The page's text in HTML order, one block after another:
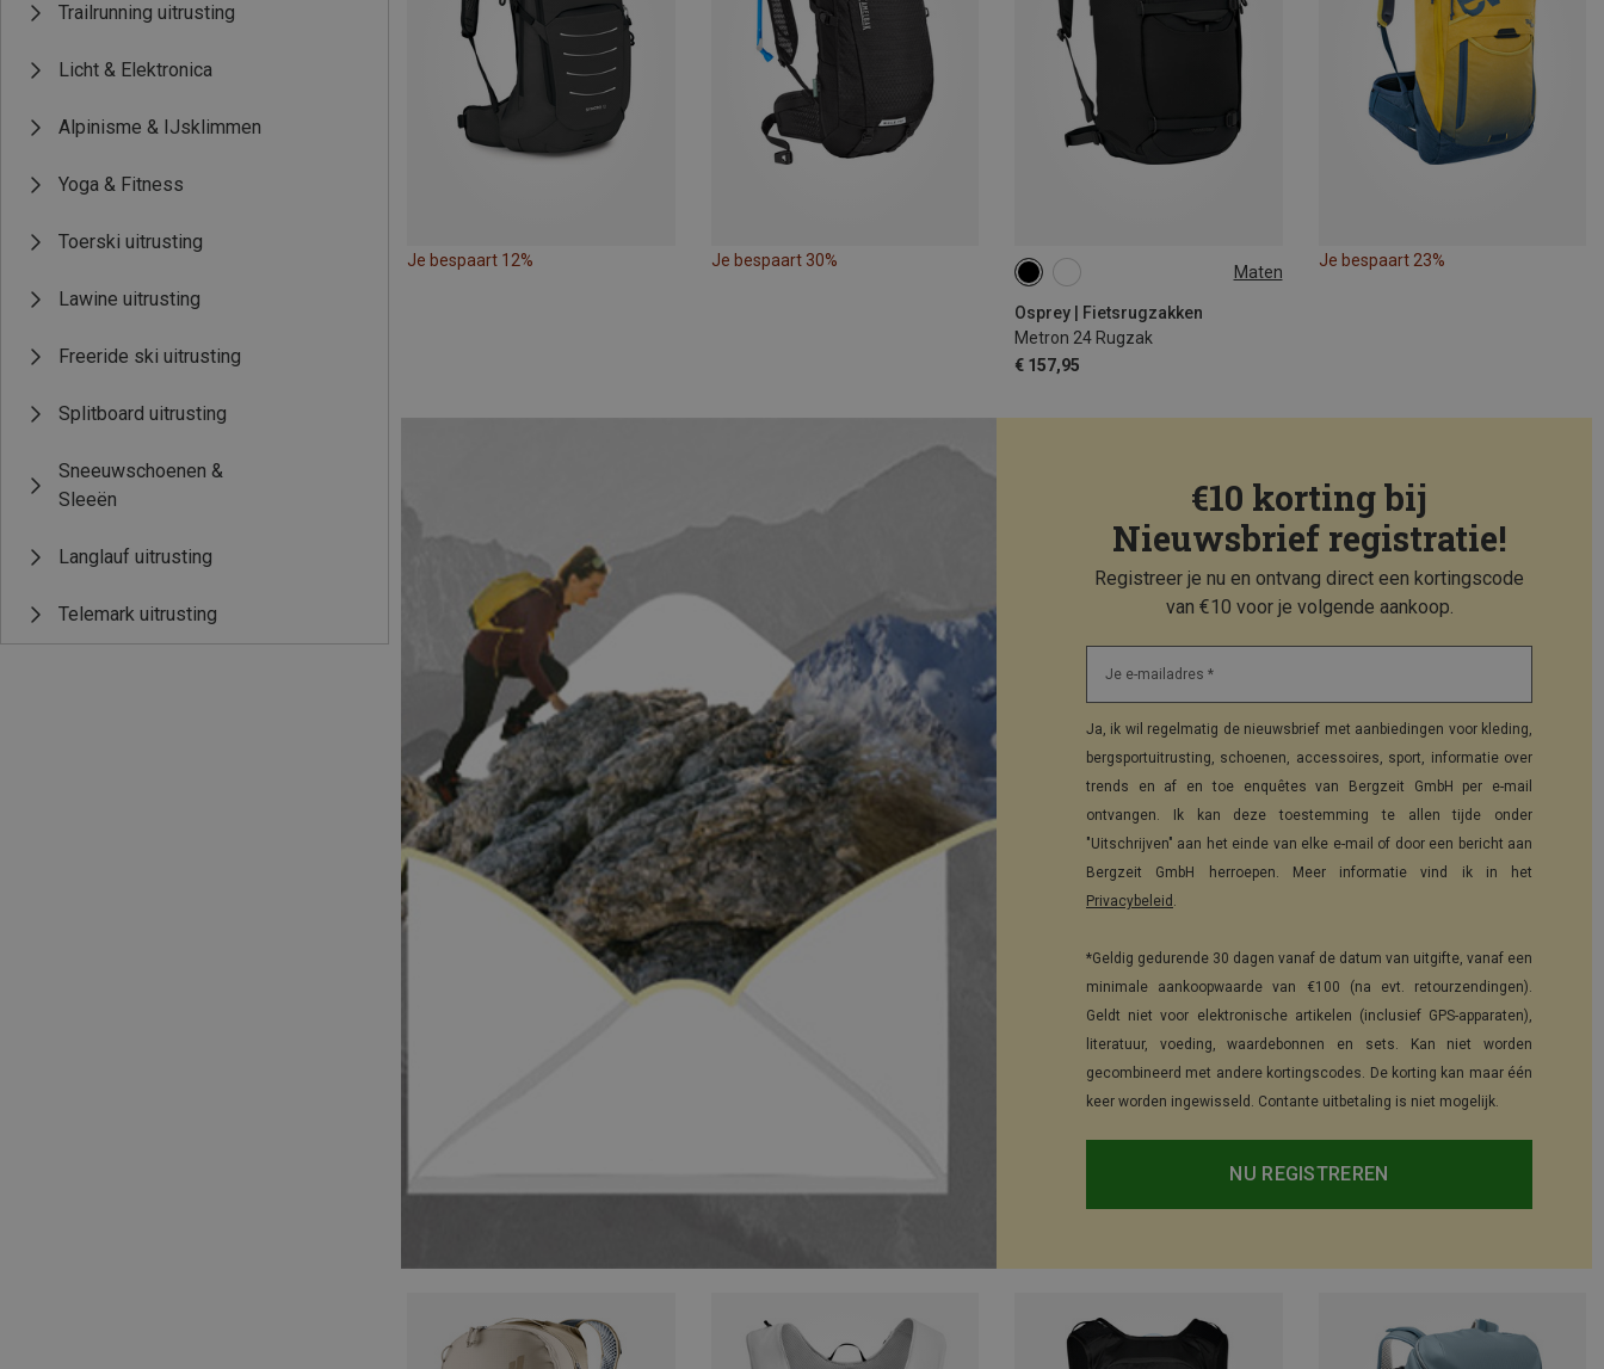
Trailrunning uitrusting
Licht & Elektronica
Alpinisme & IJsklimmen
Yoga & Fitness
Toerski uitrusting
Lawine uitrusting
Freeride ski uitrusting
Splitboard uitrusting
Sneeuwschoenen &
Sleeën
Langlauf uitrusting
Telemark uitrusting
Je bespaart 12% Je bespaart 30%
Maten
Osprey | Fietsrugzakken
Metron 24 Rugzak
€ 157,95
24L
Je bespaart 23%
€10 korting bij
Nieuwsbrief registratie!
Registreer je nu en ontvang direct een kortingscode
van €10 voor je volgende aankoop.
Je e-mailadres *
Ja, ik wil regelmatig de nieuwsbrief met aanbiedingen voor kleding,
bergsportuitrusting, schoenen, accessoires, sport, informatie over
trends en af en toe enquêtes van Bergzeit GmbH per e-mail
ontvangen. Ik kan deze toestemming te allen tijde onder
"Uitschrijven" aan het einde van elke e-mail of door een bericht aan
Bergzeit GmbH herroepen. Meer informatie vind ik in het
Privacybeleid .
*Geldig gedurende 30 dagen vanaf de datum van uitgifte, vanaf een
minimale aankoopwaarde van €100 (na evt. retourzendingen).
Geldt niet voor elektronische artikelen (inclusief GPS-apparaten),
literatuur, voeding, waardebonnen en sets. Kan niet worden
gecombineerd met andere kortingscodes. De korting kan maar één
keer worden ingewisseld. Contante uitbetaling is niet mogelijk.
NU REGISTREREN